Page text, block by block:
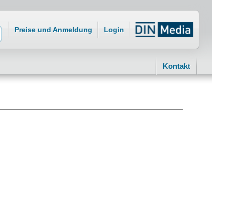
Preise und Anmeldung Login
Kontakt